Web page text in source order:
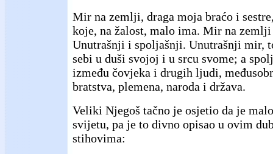
Mir na zemlji, draga moja braćo i
koje, na žalost, malo ima. Mir na
Unutrašnji i spoljašnji. Unutrašnji mir,
sebi u duši svojoj i u srcu svome; a
između čovjeka i drugih ljudi,
bratstva, plemena, naroda i država.
Veliki Njegoš tačno je osjetio da je
svijetu, pa je to divno opisao u ovim
stihovima: